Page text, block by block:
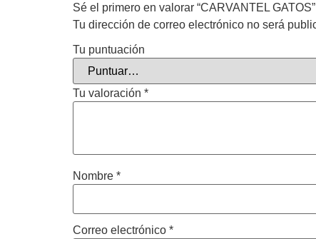
Sé el primero en valorar “CARVANTEL GATOS”
Tu dirección de correo electrónico no será
Tu puntuación
Tu valoración *
Nombre *
Correo electrónico *